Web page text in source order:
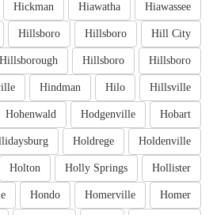
Hiawassee
Hiawatha
Hickman
Hill City
Hillsboro
Hillsboro
Hillsboro
Hillsboro
Hillsborough
Hillsville
Hilo
Hindman
Hobart
Hodgenville
Hohenwald
Holdenville
Holdrege
Hollister
Holly Springs
Holton
Homer
Homerville
Hondo